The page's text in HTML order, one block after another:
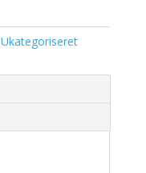
Ukategoriseret